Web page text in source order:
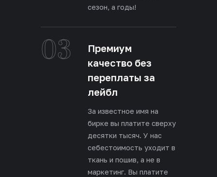
сезон, а годы!
03
Премиум
качество без
переплаты за
лейбл
За известное имя на
бирке вы платите сверху
десятки тысяч. У нас
себестоимость уходит в
ткань и пошив, а не в
маркетинг. Вы платите